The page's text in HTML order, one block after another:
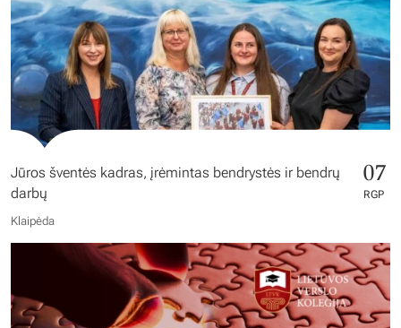
Jūros šventės kadras, įrėmintas bendrystės ir bendrų
darbų
07
RGP
Klaipėda